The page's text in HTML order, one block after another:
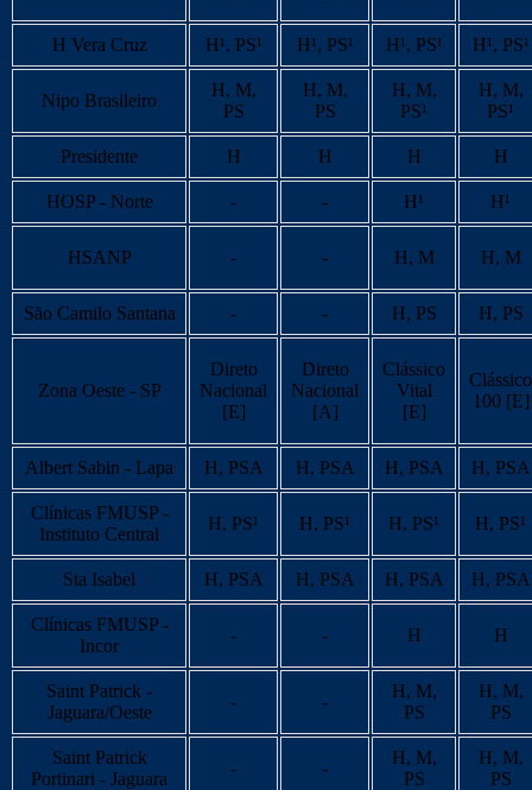
H Vera Cruz H¹, PS¹ H¹, PS¹ H¹, PS¹ H¹, PS¹
Nipo Brasileiro
H, M,
PS
H, M,
PS
H, M,
PS¹
H, M,
PS¹
Presidente H H H H
HOSP - Norte - - H¹ H¹
HSANP - - H, M H, M
São Camilo Santana - - H, PS H, PS
Zona Oeste - SP
Direto
Nacional
[E]
Direto
Nacional
[A]
Clássico
Vital
[E]
Clássico
100 [E]
Albert Sabin - Lapa H, PSA H, PSA H, PSA H, PSA
Clínicas FMUSP -
Instituto Central
H, PS¹ H, PS¹ H, PS¹ H, PS¹
Sta Isabel H, PSA H, PSA H, PSA H, PSA
Clínicas FMUSP -
Incor
- - H H
Saint Patrick -
Jaguara/Oeste
- -
H, M,
PS
H, M,
PS
Saint Patrick
Portinari - Jaguara
- -
H, M,
PS
H, M,
PS